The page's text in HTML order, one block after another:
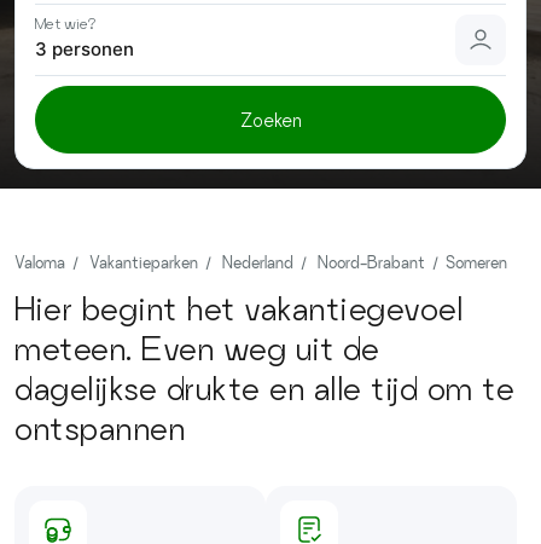
Met wie?
3 personen
Zoeken
Valoma Vakantieparken Nederland Noord-Brabant Someren
Hier begint het vakantiegevoel
meteen. Even weg uit de
dagelijkse drukte en alle tijd om te
ontspannen